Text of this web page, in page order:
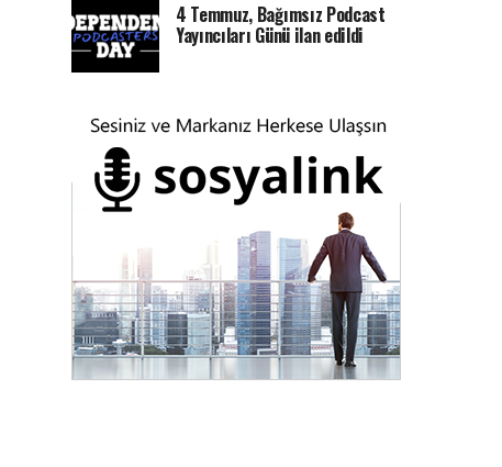
4 Temmuz, Bağımsız Podcast
Yayıncıları Günü ilan edildi